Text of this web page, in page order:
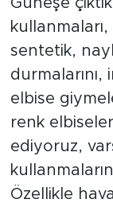
sentetik,
elbise
renk
ediyoruz,
Özellikle